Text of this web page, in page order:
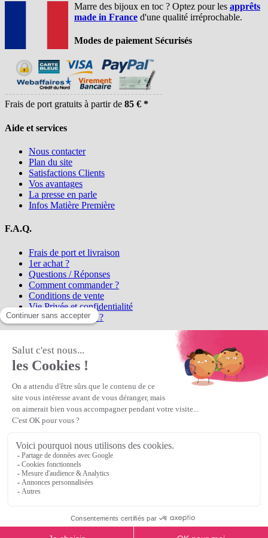
Marre des bijoux en toc ? Optez pour les apprêts
made in France d'une qualité irréprochable.
Modes de paiement Sécurisés
Frais de port gratuits à partir de 85 € *
Aide et services
Nous contacter
Plan du site
Satisfactions Clients
Vos avantages
La presse en parle
Infos Matière Première
F.A.Q.
Frais de port et livraison
1er achat ?
Questions / Réponses
Comment commander ?
Conditions de vente
Vie Privée et confidentialité
Qui sommes-nous ?
la référence en perles et bijoux
perles en ligne, telles que les perles
et cristaux et strass en cristal Preciosa, les perles Miyuki perles et
apprêts en Argent 925, Gold Filled, perles de rocaille Preciosa
Matière Première est un
Première
Veuillez patienter...
Continuer vos achats
or Voir le panier